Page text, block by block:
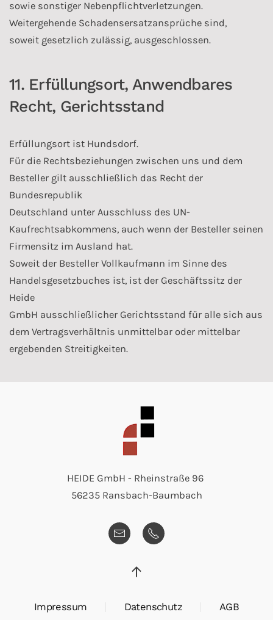
sowie sonstiger Nebenpflichtverletzungen.
Weitergehende Schadensersatzansprüche sind,
soweit gesetzlich zulässig, ausgeschlossen.
11. Erfüllungsort, Anwendbares
Recht, Gerichtsstand
Erfüllungsort ist Hundsdorf.
Für die Rechtsbeziehungen zwischen uns und dem
Besteller gilt ausschließlich das Recht der
Bundesrepublik
Deutschland unter Ausschluss des UN-
Kaufrechtsabkommens, auch wenn der Besteller seinen
Firmensitz im Ausland hat.
Soweit der Besteller Vollkaufmann im Sinne des
Handelsgesetzbuches ist, ist der Geschäftssitz der
Heide
GmbH ausschließlicher Gerichtsstand für alle sich aus
dem Vertragsverhältnis unmittelbar oder mittelbar
ergebenden Streitigkeiten.
HEIDE GmbH - Rheinstraße 96
56235 Ransbach-Baumbach
Impressum Datenschutz AGB